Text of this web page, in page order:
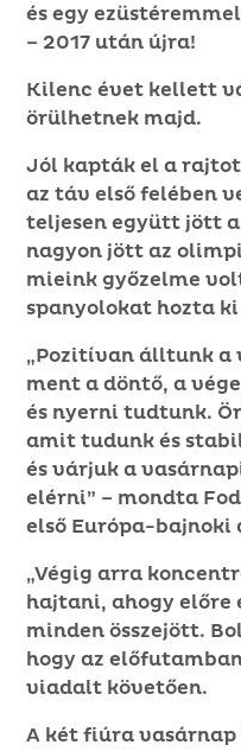
és egy
– 2017 után újra!
Kilenc évet kellett
örülhetnek majd.
Jól kapták el a
az táv első felében
teljesen együtt jött a
nagyon jött az
mieink győzelme
spanyolokat hozta
„Pozitívan álltunk a
ment a döntő, a
és nyerni tudtunk.
amit tudunk és
és várjuk a
elérni” – mondta
első Európa-bajnoki
„Végig arra
hajtani, ahogy előre
minden összejött.
hogy az
viadalt követően.
A két fiúra vasárnap